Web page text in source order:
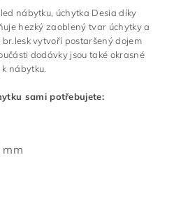
nábytku, úchytka Desia díky
hezký zaoblený tvar úchytky a
vytvoří postaršený dojem
dodávky jsou také okrasné
nábytku.
sami potřebujete: